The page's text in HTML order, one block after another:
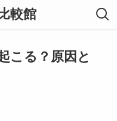
較館
こる？原因と